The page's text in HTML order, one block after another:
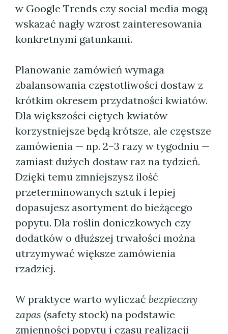
w Google Trends czy social media mogą
wskazać nagły wzrost zainteresowania
konkretnymi gatunkami.
Planowanie zamówień wymaga
zbalansowania częstotliwości dostaw z
krótkim okresem przydatności kwiatów.
Dla większości ciętych kwiatów
korzystniejsze będą krótsze, ale częstsze
zamówienia — np. 2–3 razy w tygodniu —
zamiast dużych dostaw raz na tydzień.
Dzięki temu zmniejszysz ilość
przeterminowanych sztuk i lepiej
dopasujesz asortyment do bieżącego
popytu. Dla roślin doniczkowych czy
dodatków o dłuższej trwałości można
utrzymywać większe zamówienia
rzadziej.
W praktyce warto wyliczać bezpieczny
zapas (safety stock) na podstawie
zmienności popytu i czasu realizacji